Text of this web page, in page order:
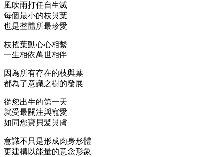
風吹雨打任自生滅
每個最小的枝與葉
也是整體所最珍愛
枝搖葉動心心相繫
一生相依萬世相伴
因為所有存在的枝與葉
都為了意識之樹的發展
從您出生的第一天
就受最關注與寵愛
如同您寶貝髪與膚
意識不只是形成肉身形體
更建構以能量的意念形象